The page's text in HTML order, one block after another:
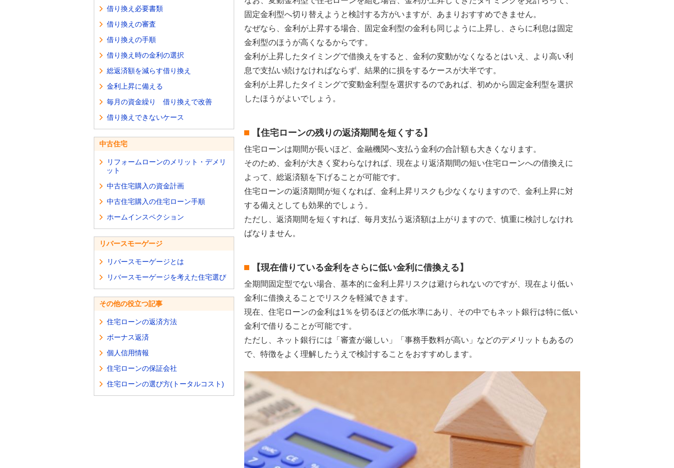
固定金利型へ切り替えようと検討する方がいますが、あまりおすすめできません。
なぜなら、金利が上昇する場合、固定金利型の金利も同じように上昇し、さらに利息は固定
金利型のほうが高くなるからです。
金利が上昇したタイミングで借換えをすると、金利の変動がなくなるとはいえ、より高い利
息で支払い続けなければならず、結果的に損をするケースが大半です。
金利が上昇したタイミングで変動金利型を選択するのであれば、初めから固定金利型を選択
したほうがよいでしょう。
【住宅ローンの残りの返済期間を短くする】
住宅ローンは期間が長いほど、金融機関へ支払う金利の合計額も大きくなります。
そのため、金利が大きく変わらなければ、現在より返済期間の短い住宅ローンへの借換えに
よって、総返済額を下げることが可能です。
住宅ローンの返済期間が短くなれば、金利上昇リスクも少なくなりますので、金利上昇に対
する備えとしても効果的でしょう。
ただし、返済期間を短くすれば、毎月支払う返済額は上がりますので、慎重に検討しなけれ
ばなりません。
【現在借りている金利をさらに低い金利に借換える】
全期間固定型でない場合、基本的に金利上昇リスクは避けられないのですが、現在より低い
金利に借換えることでリスクを軽減できます。
現在、住宅ローンの金利は1％を切るほどの低水準にあり、その中でもネット銀行は特に低い
金利で借りることが可能です。
ただし、ネット銀行には「審査が厳しい」「事務手数料が高い」などのデメリットもあるの
で、特徴をよく理解したうえで検討することをおすすめします。
借り換え必要書類
借り換えの審査
借り換えの手順
借り換え時の金利の選択
総返済額を減らす借り換え
金利上昇に備える
毎月の資金繰り 借り換えで改善
借り換えできないケース
中古住宅
リフォームローンのメリット・デメリ
ット
中古住宅購入の資金計画
中古住宅購入の住宅ローン手順
ホームインスペクション
リバースモーゲージ
リバースモーゲージとは
リバースモーゲージを考えた住宅選び
その他の役立つ記事
住宅ローンの返済方法
ボーナス返済
個人信用情報
住宅ローンの保証会社
住宅ローンの選び方(トータルコスト)